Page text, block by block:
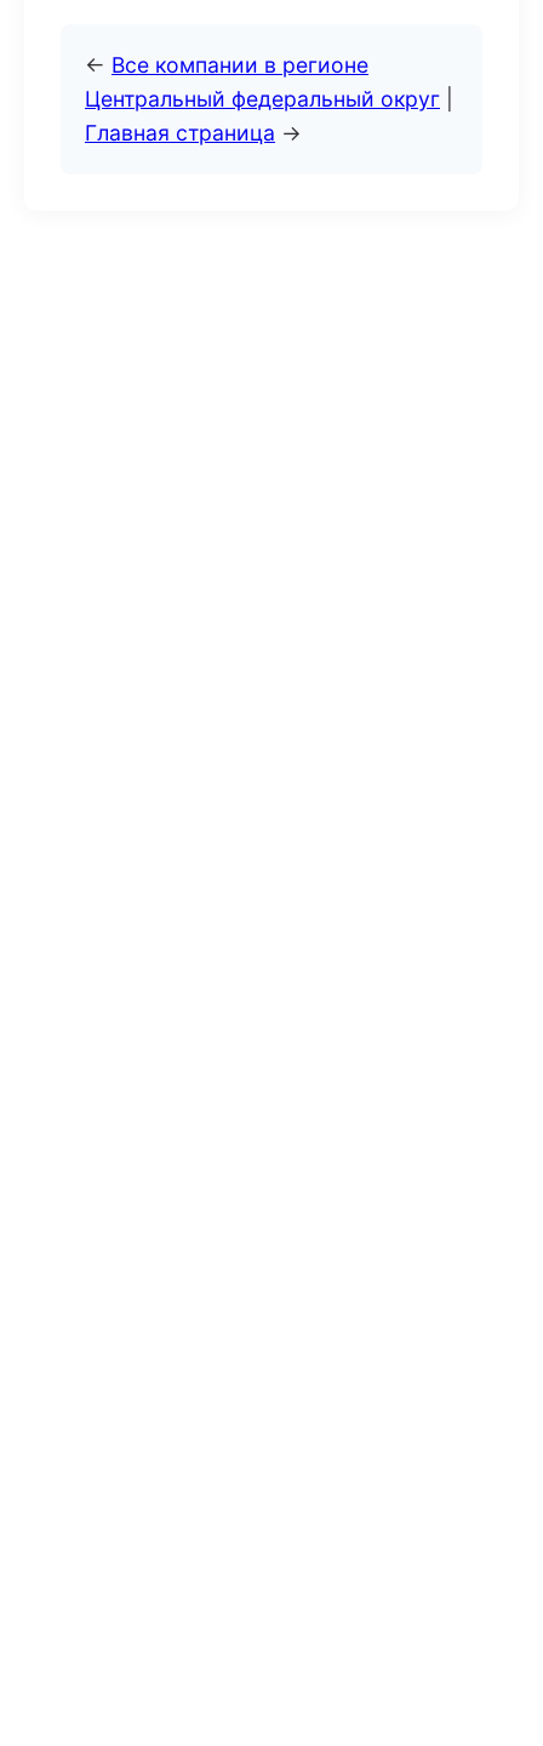
← Все компании в регионе
Центральный федеральный округ
Главная страница →